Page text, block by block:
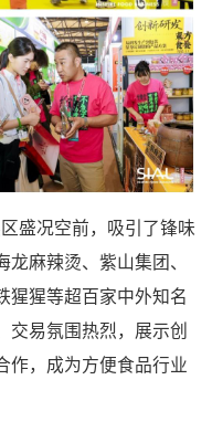
盛况空前，吸引了锋味
麻辣烫、紫山集团、
猩猩等超百家中外知名
交易氛围热烈，展示创
作，成为方便食品行业